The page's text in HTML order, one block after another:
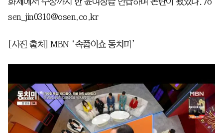
sen_jin0310@osen.co.kr
[사진 출처] MBN ‘속풀이쇼 동치미’